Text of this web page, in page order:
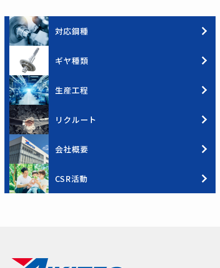
対応鋼種
ギヤ種類
生産工程
リクルート
会社概要
CSR活動